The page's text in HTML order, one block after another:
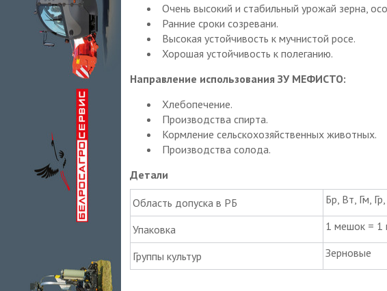
Очень высокий и стабильный урожай зерна,
Ранние сроки созревани.
Высокая устойчивость к мучнистой росе.
Хорошая устойчивость к полеганию.
Направление использования ЗУ МЕФИСТО:
Хлебопечение.
Производства спирта.
Кормление сельскохозяйственных животных.
Производства солода.
Детали
Область допуска в РБ Бр, Вт, Гм,
Упаковка 1 мешок = 1
Группы культур Зерновые